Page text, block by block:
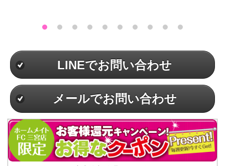
LINEでお問い合わせ
メールでお問い合わせ